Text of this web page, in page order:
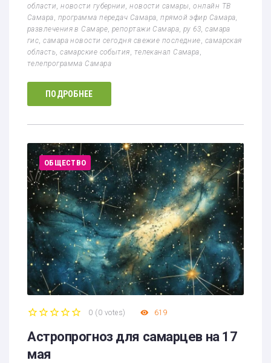
области,новости губернии,новости самары,онлайн ТВ
Самара, программа передач Самара,прямой эфир Самара,
развлечения в Самаре, репортажи Самара,ру 63,самара
гис,самара новости сегодня свежие последние, самарская
область,самарские события, телеканал Самара,
телепрограмма Самара
ПОДРОБНЕЕ
ОБЩЕСТВО
0 ( 0 votes) 619
Астропрогноз для самарцев на 17
мая